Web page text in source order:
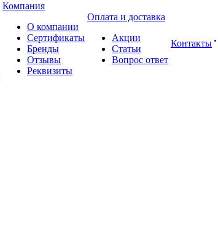
Компания
О компании
Сертификаты
Бренды
Отзывы
Реквизиты
Оплата и доставка
Акции
Статьи
Вопрос ответ
Контакты